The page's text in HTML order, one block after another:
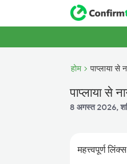
होम पाप्लाया से
पाप्लाया से
8 अगस्त 2026,
महत्त्वपूर्ण लिंक्स